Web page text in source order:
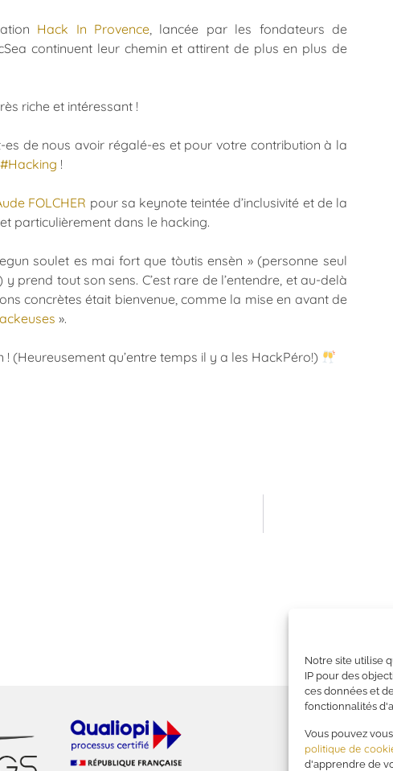
Notre site utilise
IP pour des
ces données et
fonctionnalités
Vous pouvez
politique de
d'apprendre de
Hack In Provence , lancée par les fondateurs de
continuent leur chemin et attirent de plus en plus de
riche et intéressant !
de nous avoir régalé-es et pour votre contribution à la
#Hacking !
FOLCHER pour sa keynote teintée d’inclusivité et de la
particulièrement dans le hacking.
soulet es mai fort que tòutis ensèn » (personne seul
prend tout son sens. C’est rare de l’entendre, et au-delà
concrètes était bienvenue, comme la mise en avant de
».
! (Heureusement qu’entre temps il y a les HackPéro!)